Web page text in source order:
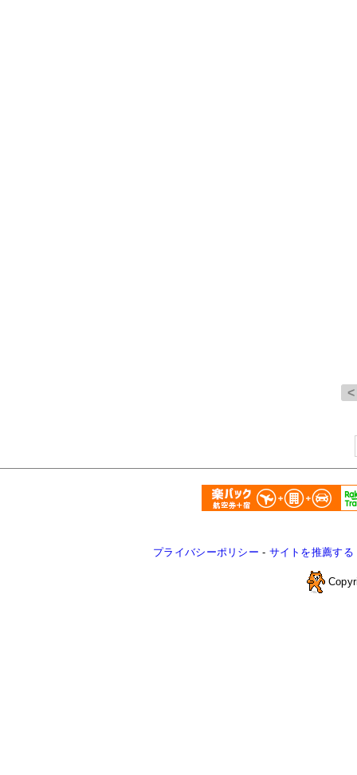
プライバシーポリシー - サイトを推薦する